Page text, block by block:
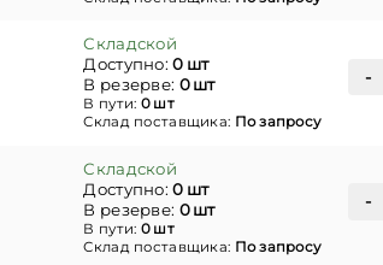
Складской
Доступно:0 шт
В резерве: 0 шт
В пути: 0 шт
Склад поставщика: По запросу
Складской
Доступно:0 шт
В резерве: 0 шт
В пути: 0 шт
Склад поставщика: По запросу